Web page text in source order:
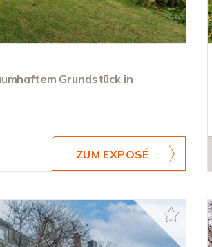
Grundstück in
ZUM EXPOSÉ